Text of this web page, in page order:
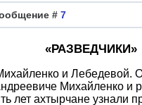
# 7
«РАЗВЕДЧИКИ»
и Лебедевой.
Михайленко и
лет ахтырчане узнали